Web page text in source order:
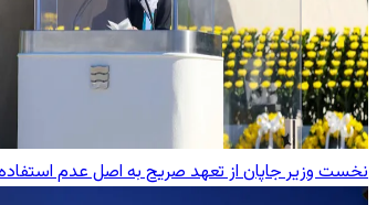
نخست وزیر جاپان از تعهد صریح به اصل عدم